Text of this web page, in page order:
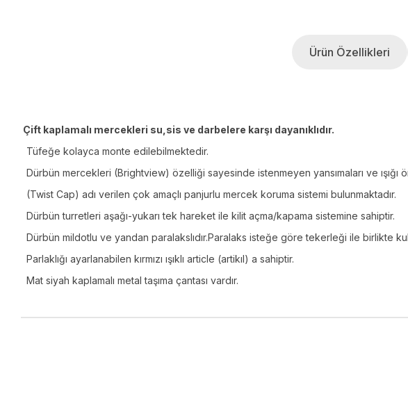
Ürün Özellikleri
Çift kaplamalı mercekleri su,sis ve darbelere karşı dayanıklıdır.
Tüfeğe kolayca monte edilebilmektedir.
Dürbün mercekleri (Brightview) özelliği sayesinde istenmeyen yansımaları ve ışığı
(Twist Cap) adı verilen çok amaçlı panjurlu mercek koruma sistemi bulunmaktadır.
Dürbün turretleri aşağı-yukarı tek hareket ile kilit açma/kapama sistemine sahiptir.
Dürbün mildotlu ve yandan paralakslıdır.Paralaks isteğe göre tekerleği ile birlikte
Parlaklığı ayarlanabilen kırmızı ışıklı article (artikıl) a sahiptir.
Mat siyah kaplamalı metal taşıma çantası vardır.